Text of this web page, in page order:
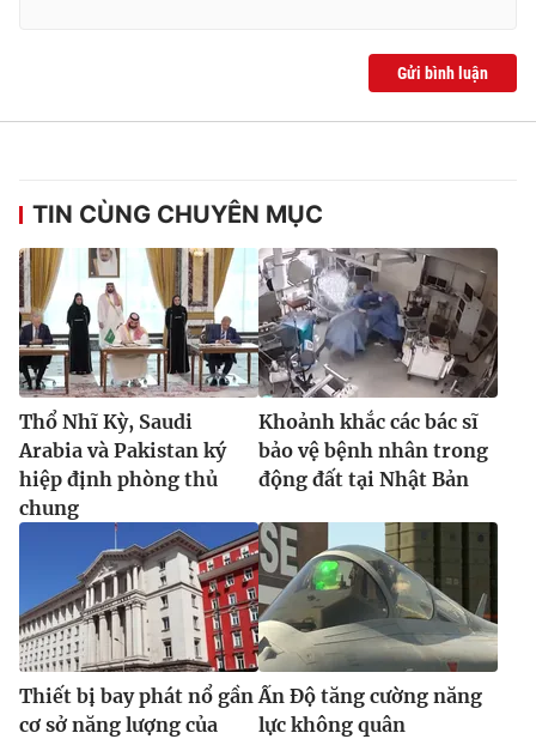
Gửi bình luận
TIN CÙNG CHUYÊN MỤC
Thổ Nhĩ Kỳ, Saudi
Arabia và Pakistan ký
hiệp định phòng thủ
chung
Khoảnh khắc các bác sĩ
bảo vệ bệnh nhân trong
động đất tại Nhật Bản
Thiết bị bay phát nổ gần
cơ sở năng lượng của
Ấn Độ tăng cường năng
lực không quân